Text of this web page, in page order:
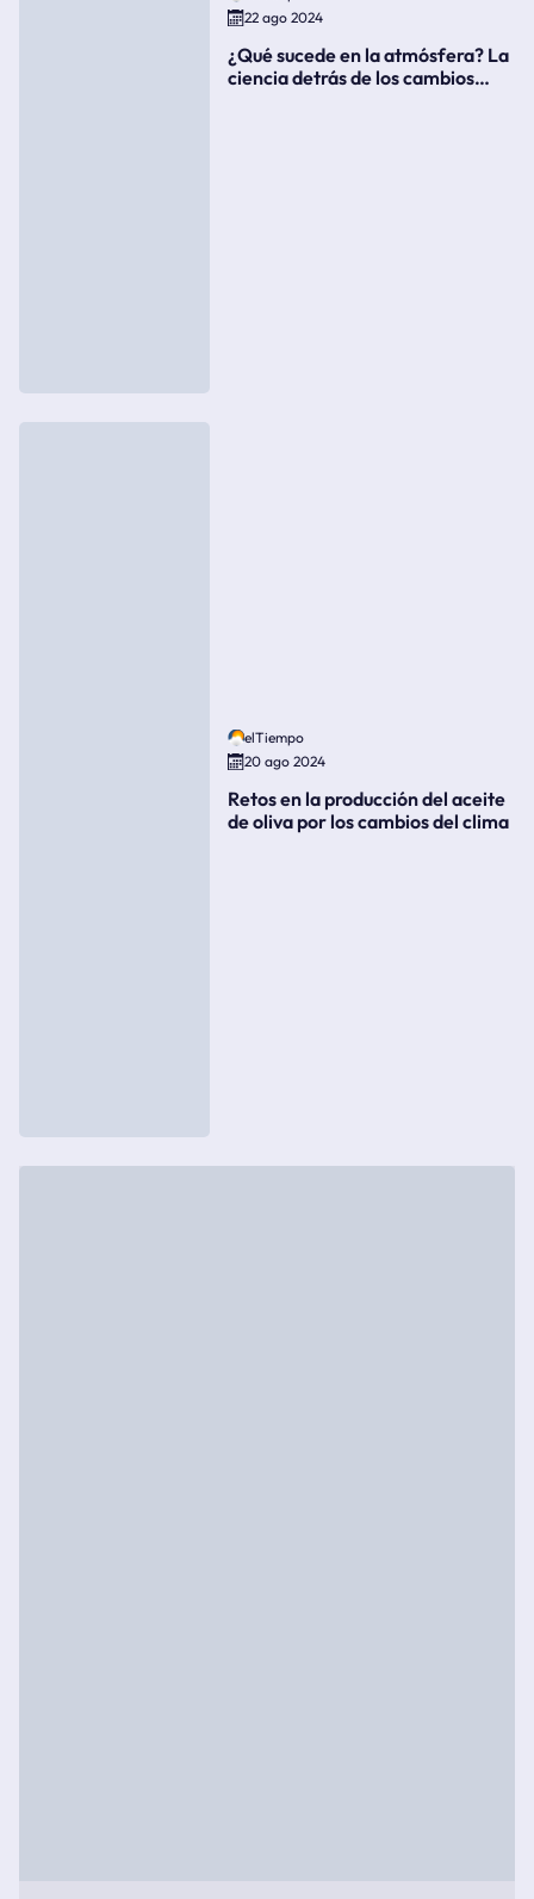
22 ago 2024
¿Qué sucede en la atmósfera? La
ciencia detrás de los cambios
elTiempo
20 ago 2024
Retos en la producción del aceite
de oliva por los cambios del clima